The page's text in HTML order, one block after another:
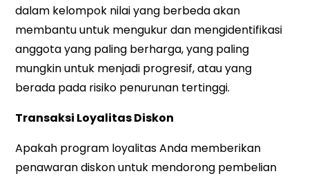
dalam kelompok nilai yang berbeda akan
membantu untuk mengukur dan mengidentifikasi
anggota yang paling berharga, yang paling
mungkin untuk menjadi progresif, atau yang
berada pada risiko penurunan tertinggi.
Transaksi Loyalitas Diskon
Apakah program loyalitas Anda memberikan
penawaran diskon untuk mendorong pembelian